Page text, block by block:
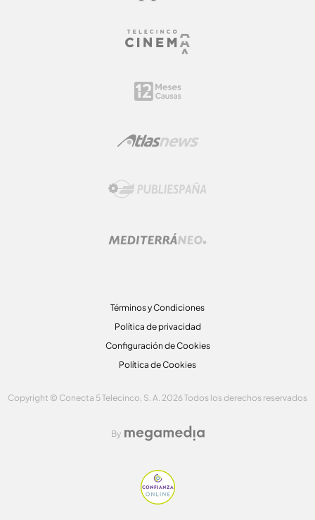
Términos y Condiciones
Política de privacidad
Configuración de Cookies
Política de Cookies
Copyright © Conecta 5 Telecinco, S. A. 2026 Todos los derechos reservados
By